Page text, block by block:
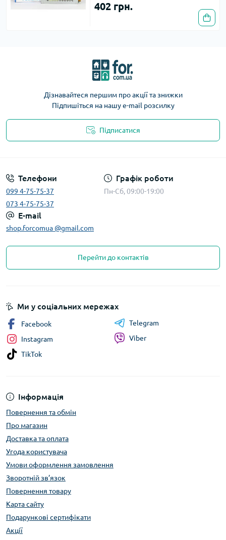
402 грн.
Дізнавайтеся першим про акції та знижки
Підпишіться на нашу e-mail розсилку
Підписатися
Телефони
099 4-75-75-37
073 4-75-75-37
Графік роботи
Пн-Сб, 09:00-19:00
E-mail
shop.forcomua @gmail.com
Перейти до контактів
Інформація
Повернення та обмін
Про магазин
Доставка та оплата
Угода користувача
Умови оформлення замовлення
Зворотній зв’язок
Повернення товару
Карта сайту
Подарункові сертифікати
Акції
Ми у соціальних мережах
Facebook
Instagram
TikTok
Telegram
Viber